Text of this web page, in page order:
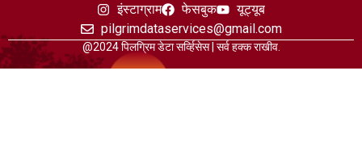
इंस्टाग्राम फेसबुक
यूट्यूब
pilgrimdataservices@gmail.com
@2024 पिलग्रिम डेटा सर्व्हिसेस | सर्व हक्क राखीव.